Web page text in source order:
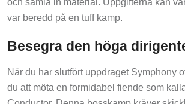
och samla in material. Uppgifterna kan
var beredd på en tuff kamp.
Besegra den höga
När du har slutfört uppdraget Symphony
du att möta en formidabel fiende som